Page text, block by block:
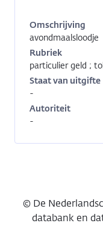
Omschrijving
avondmaalsloodje
Rubriek
particulier geld ;
Staat van uitgifte
-
Autoriteit
-
© De
databank en